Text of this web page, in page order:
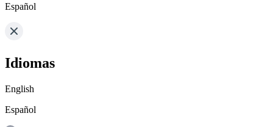
Español
Idiomas
English
Español